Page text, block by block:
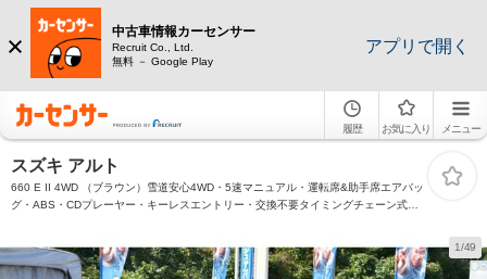
中古車情報カーセンサー
Recruit Co., Ltd.
無料 － Google Play
アプリで開く
履歴 お気に入り メニュー
スズキ アルト
660 E II 4WD （ブラウン）雪道安心4WD・5速マニュアル・運転席&助手席エアバッ
グ・ABS・CDプレーヤー・キーレスエントリー・交換不要タイミングチェーン式・
1/49